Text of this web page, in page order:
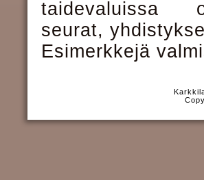
seurat,
Esimerkkejä